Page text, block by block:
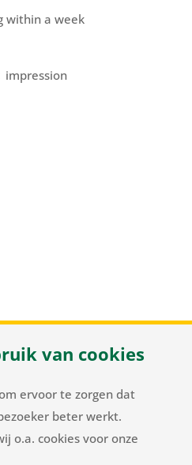
within a week
impression
van cookies
ervoor te zorgen dat
beter werkt.
o.a. cookies voor onze